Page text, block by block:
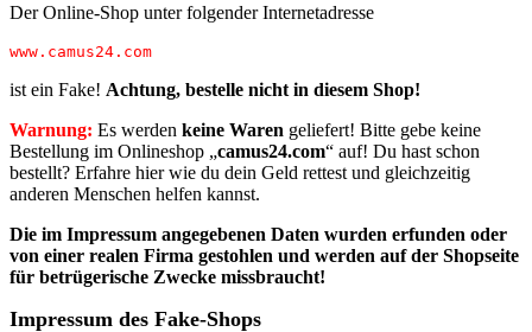
Der Online-Shop unter folgender Internetadresse
www.camus24.com
ist ein Fake! Achtung, bestelle nicht in diesem Shop!
Warnung: Es werden keine Waren geliefert! Bitte gebe keine
Bestellung im Onlineshop „camus24.com“ auf! Du hast schon
bestellt? Erfahre hier wie du dein Geld rettest und gleichzeitig
anderen Menschen helfen kannst.
Die im Impressum angegebenen Daten wurden erfunden oder
von einer realen Firma gestohlen und werden auf der Shopseite
für betrügerische Zwecke missbraucht!
Impressum des Fake-Shops